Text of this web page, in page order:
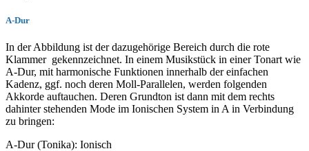
A-Dur
In der Abbildung ist der dazugehörige Bereich durch die rote
Klammer gekennzeichnet. In einem Musikstück in einer Tonart wie
A-Dur, mit harmonische Funktionen innerhalb der einfachen
Kadenz, ggf. noch deren Moll-Parallelen, werden folgenden
Akkorde auftauchen. Deren Grundton ist dann mit dem rechts
dahinter stehenden Mode im Ionischen System in A in Verbindung
zu bringen:
A-Dur (Tonika): Ionisch